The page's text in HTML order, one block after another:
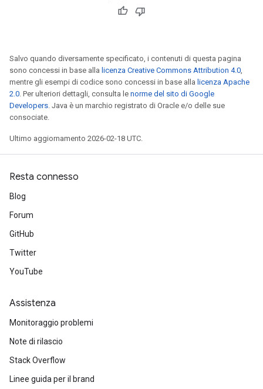
Salvo quando diversamente specificato, i contenuti di questa pagina
sono concessi in base alla licenza Creative Commons Attribution 4.0,
mentre gli esempi di codice sono concessi in base alla licenza Apache
2.0. Per ulteriori dettagli, consulta le norme del sito di Google
Developers. Java è un marchio registrato di Oracle e/o delle sue
consociate.
Ultimo aggiornamento 2026-02-18 UTC.
Resta connesso
Blog
Forum
GitHub
Twitter
YouTube
Assistenza
Monitoraggio problemi
Note di rilascio
Stack Overflow
Linee guida per il brand